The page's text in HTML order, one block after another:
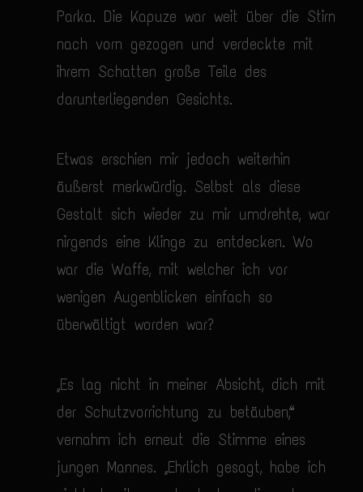
Parka. Die Kapuze war weit über die Stirn
nach vorn gezogen und verdeckte mit
ihrem Schatten große Teile des
darunterliegenden Gesichts.
Etwas erschien mir jedoch weiterhin
äußerst merkwürdig. Selbst als diese
Gestalt sich wieder zu mir umdrehte, war
nirgends eine Klinge zu entdecken. Wo
war die Waffe, mit welcher ich vor
wenigen Augenblicken einfach so
überwältigt worden war?
„Es lag nicht in meiner Absicht, dich mit
der Schutzvorrichtung zu betäuben“,
vernahm ich erneut die Stimme eines
jungen Mannes. „Ehrlich gesagt, habe ich